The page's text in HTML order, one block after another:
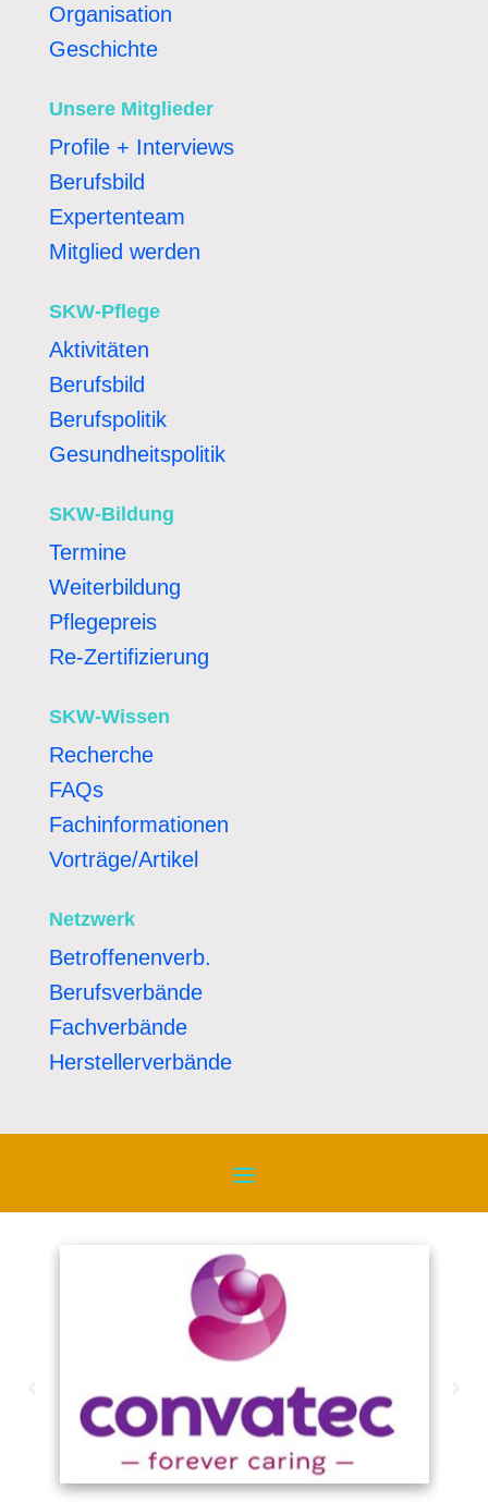
Organisation
Geschichte
Unsere Mitglieder
Profile + Interviews
Berufsbild
Expertenteam
Mitglied werden
SKW-Pflege
Aktivitäten
Berufsbild
Berufspolitik
Gesundheitspolitik
SKW-Bildung
Termine
Weiterbildung
Pflegepreis
Re-Zertifizierung
SKW-Wissen
Recherche
FAQs
Fachinformationen
Vorträge/Artikel
Netzwerk
Betroffenenverb.
Berufsverbände
Fachverbände
Herstellerverbände